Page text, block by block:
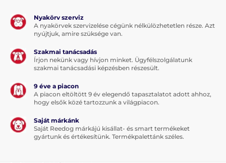
Nyakörv szerviz
A nyakörvek szervizelése cégünk nélkülözhetetlen része. Azt
nyújtjuk, amire szüksége van.
Szakmai tanácsadás
Írjon nekünk vagy hívjon minket. Ügyfélszolgálatunk
szakmai tanácsadási képzésben részesült.
9 éve a piacon
A piacon eltöltött 9 év elegendő tapasztalatot adott ahhoz,
hogy elsők közé tartozzunk a világpiacon.
Saját márkánk
Saját Reedog márkájú kisállat- és smart termékeket
gyártunk és értékesítünk. Termékpalettánk széles.